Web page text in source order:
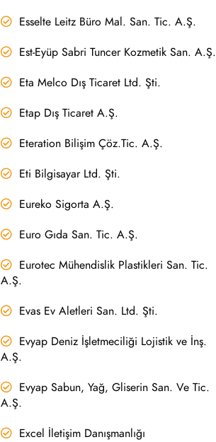
Esselte Leitz Büro Mal. San. Tic. A.Ş.
Est-Eyüp Sabri Tuncer Kozmetik San. A.Ş.
Eta Melco Dış Ticaret Ltd. Şti.
Etap Dış Ticaret A.Ş.
Eteration Bilişim Çöz.Tic. A.Ş.
Eti Bilgisayar Ltd. Şti.
Eureko Sigorta A.Ş.
Euro Gıda San. Tic. A.Ş.
Eurotec Mühendislik Plastikleri San. Tic.
A.Ş.
Evas Ev Aletleri San. Ltd. Şti.
Evyap Deniz İşletmeciliği Lojistik ve İnş.
A.Ş.
Evyap Sabun, Yağ, Gliserin San. Ve Tic.
A.Ş.
Excel İletişim Danışmanlığı